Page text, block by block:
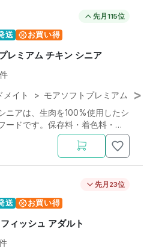
先月115位
送 お買い得
レミアム チキン シニア
メイト > モアソフトプレミアム
ニアは、生肉を100%使用したシ
ードです。保存料・着色料・酸
先月23位
送 お買い得
ィッシュ アダルト